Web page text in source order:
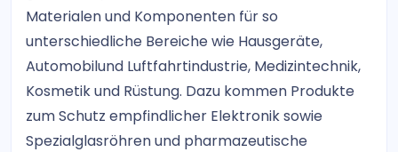
Materialen und Komponenten für so
unterschiedliche Bereiche wie Hausgeräte,
Automobilund Luftfahrtindustrie, Medizintechnik,
Kosmetik und Rüstung. Dazu kommen Produkte
zum Schutz empfindlicher Elektronik sowie
Spezialglasröhren und pharmazeutische